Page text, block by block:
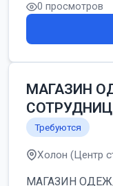
0 просмотров
МАГАЗИН
Требуются
Холон (Центр
МАГАЗИН